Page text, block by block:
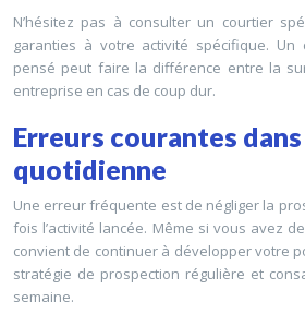
N’hésitez pas à consulter un courtier
garanties à votre activité spécifique. Un
pensé peut faire la différence entre la
entreprise en cas de coup dur.
Erreurs courantes
quotidienne
Une erreur fréquente est de négliger la
fois l’activité lancée. Même si vous avez
convient de continuer à développer votre
stratégie de prospection régulière et
semaine.